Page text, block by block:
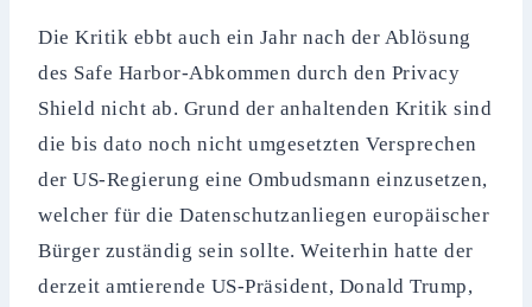
Die Kritik ebbt auch ein Jahr nach der Ablösung
des Safe Harbor-Abkommen durch den Privacy
Shield nicht ab. Grund der anhaltenden Kritik sind
die bis dato noch nicht umgesetzten Versprechen
der US-Regierung eine Ombudsmann einzusetzen,
welcher für die Datenschutzanliegen europäischer
Bürger zuständig sein sollte. Weiterhin hatte der
derzeit amtierende US-Präsident, Donald Trump,